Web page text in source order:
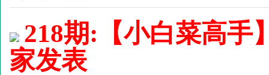
218期:【小白菜高手
家发表